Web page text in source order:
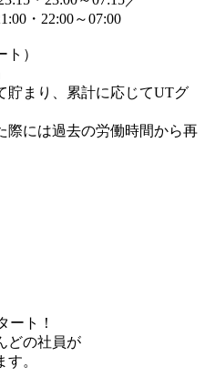
・22:00～07:00
）
貯まり、累計に応じてUTグ
際には過去の労働時間から再
ート！
どの社員が
。